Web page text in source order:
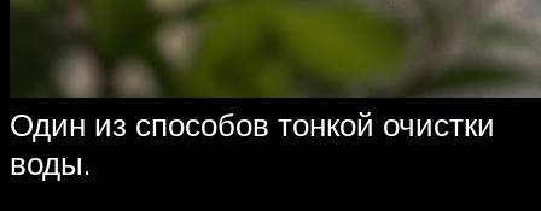
Один из способов тонкой очистки
воды.